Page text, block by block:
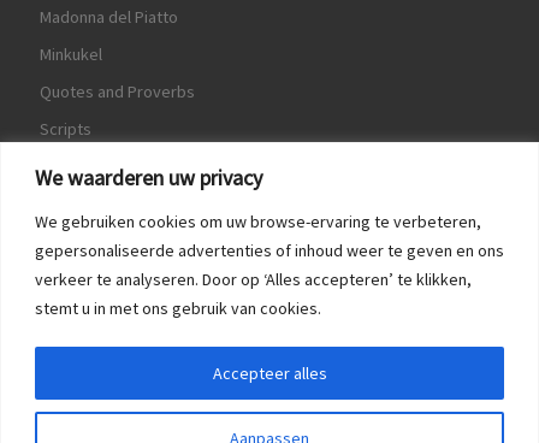
We waarderen uw privacy
We gebruiken cookies om uw browse-ervaring te verbeteren,
gepersonaliseerde advertenties of inhoud weer te geven en ons
verkeer te analyseren. Door op ‘Alles accepteren’ te klikken,
stemt u in met ons gebruik van cookies.
Aanpassen
Accepteer alles
Madonna del Piatto
Minkukel
Quotes and Proverbs
Scripts
World Crops Database
Game